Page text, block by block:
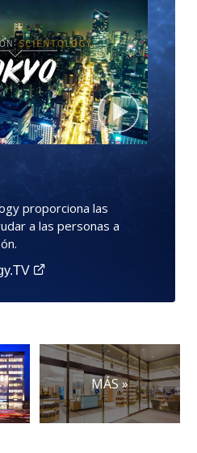
proporciona las
a las personas a
MÁS »